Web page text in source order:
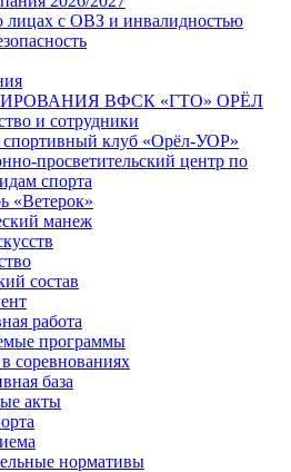
с ОВЗ и инвалидностью
ВФСК «ГТО» ОРЁЛ
и сотрудники
спортивный клуб «Орёл-УОР»
просветительский центр по
спорта
«Ветерок»
манеж
состав
работа
программы
соревнованиях
база
акты
нормативы